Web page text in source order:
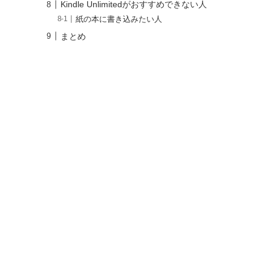
Kindle Unlimitedがおすすめできない人
紙の本に書き込みたい人
まとめ